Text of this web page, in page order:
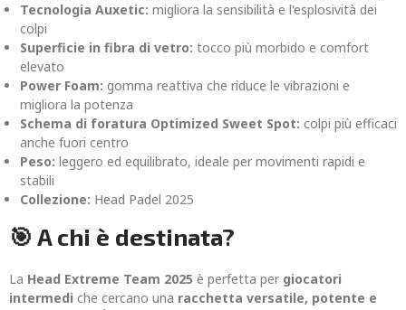
Tecnologia Auxetic: migliora la sensibilità e l'esplosività dei
colpi
Superficie in fibra di vetro: tocco più morbido e comfort
elevato
Power Foam: gomma reattiva che riduce le vibrazioni e
migliora la potenza
Schema di foratura Optimized Sweet Spot: colpi più efficaci
anche fuori centro
Peso: leggero ed equilibrato, ideale per movimenti rapidi e
stabili
Collezione: Head Padel 2025
🎯 A chi è destinata?
La Head Extreme Team 2025 è perfetta per giocatori
intermedi che cercano una racchetta versatile, potente e